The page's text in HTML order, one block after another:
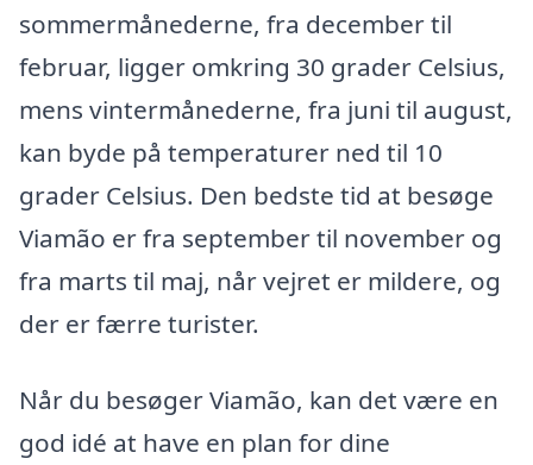
sommermånederne, fra december til
februar, ligger omkring 30 grader Celsius,
mens vintermånederne, fra juni til august,
kan byde på temperaturer ned til 10
grader Celsius. Den bedste tid at besøge
Viamão er fra september til november og
fra marts til maj, når vejret er mildere, og
der er færre turister.
Når du besøger Viamão, kan det være en
god idé at have en plan for dine